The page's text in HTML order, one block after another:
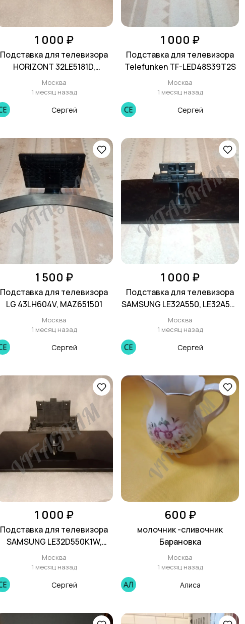
1 000 ₽
Подставка для телевизора
HORIZONT 32LE5181D,
32LE5161D, 32LE7181D, 32LE3181
Москва
1 месяц назад
Сергей
1 000 ₽
Подставка для телевизора
Telefunken TF-LED48S39T2S
Москва
1 месяц назад
Сергей
1 500 ₽
Подставка для телевизора
LG 43LH604V, MAZ651501
Москва
1 месяц назад
Сергей
1 000 ₽
Подставка для телевизора
SAMSUNG LE32A550, LE32A551,
LE32A552, LE32A556, BN61-
03708X
Москва
1 месяц назад
Сергей
1 000 ₽
Подставка для телевизора
SAMSUNG LE32D550K1W,
LE32D551K2W, BN61-06994X
Москва
1 месяц назад
Сергей
600 ₽
молочник -сливочник
Барановка
Москва
1 месяц назад
Алиса